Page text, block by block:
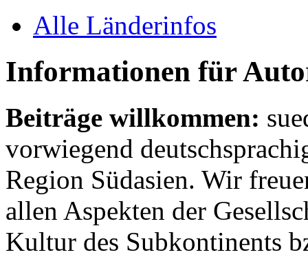
Alle Länderinfos
Informationen für
Beiträge willkommen:
vorwiegend
Region Südasien. Wir
allen Aspekten der
Kultur des Subkontinents